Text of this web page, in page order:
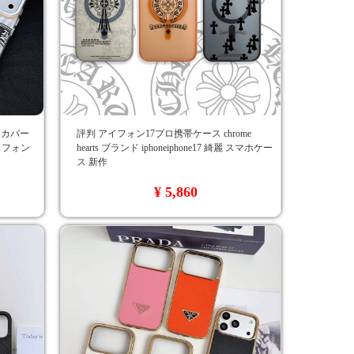
バー
ォン
評判 アイフォン17プロ携帯ケース chrome
hearts ブランド iphoneiphone17 綺麗 スマホケー
ス 新作
¥ 5,860